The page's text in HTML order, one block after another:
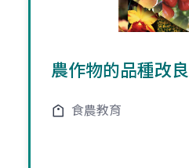
農作物的品種改良
食農教育